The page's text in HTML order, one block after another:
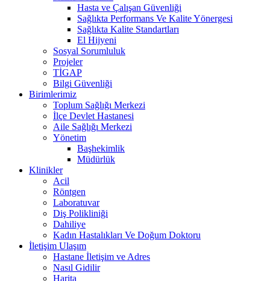
Hasta ve Çalışan Güvenliği
Sağlıkta Performans Ve Kalite Yönergesi
Sağlıkta Kalite Standartları
El Hijyeni
Sosyal Sorumluluk
Projeler
TİGAP
Bilgi Güvenliği
Birimlerimiz
Toplum Sağlığı Merkezi
İlçe Devlet Hastanesi
Aile Sağlığı Merkezi
Yönetim
Başhekimlik
Müdürlük
Klinikler
Acil
Röntgen
Laboratuvar
Diş Polikliniği
Dahiliye
Kadın Hastalıkları Ve Doğum Doktoru
İletişim Ulaşım
Hastane İletişim ve Adres
Nasıl Gidilir
Harita